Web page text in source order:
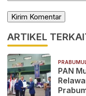
ARTIKEL
PAN